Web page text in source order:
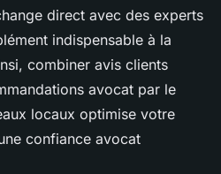
direct avec des experts
indispensable à la
combiner avis clients
avocat par le
locaux optimise votre
confiance avocat